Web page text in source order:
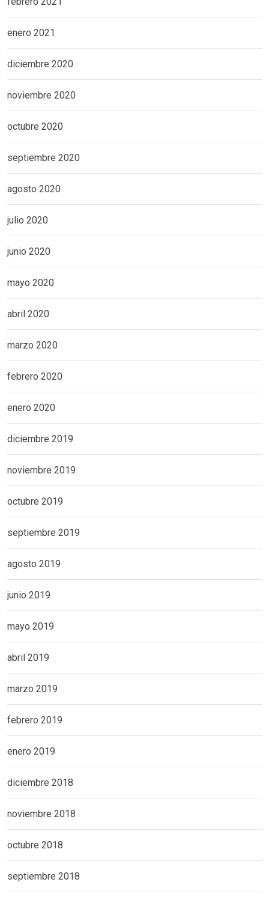
enero 2021
diciembre 2020
noviembre 2020
octubre 2020
septiembre 2020
agosto 2020
julio 2020
junio 2020
mayo 2020
abril 2020
marzo 2020
febrero 2020
enero 2020
diciembre 2019
noviembre 2019
octubre 2019
septiembre 2019
agosto 2019
junio 2019
mayo 2019
abril 2019
marzo 2019
febrero 2019
enero 2019
diciembre 2018
noviembre 2018
octubre 2018
septiembre 2018